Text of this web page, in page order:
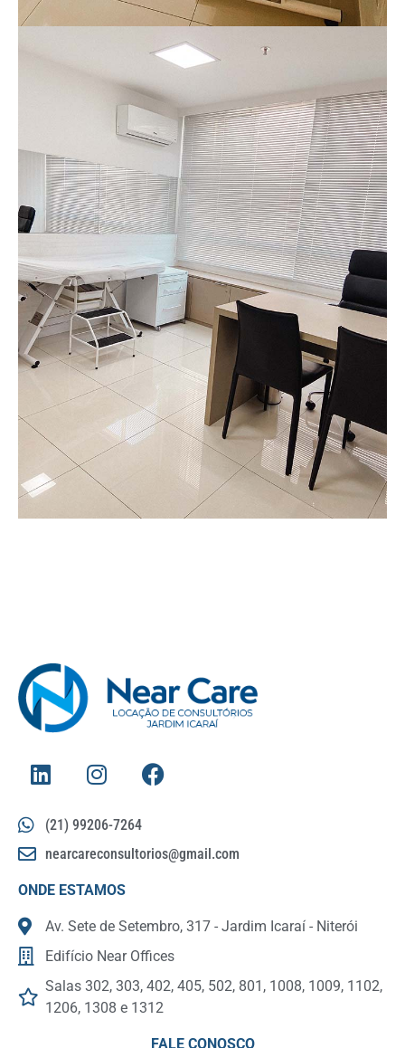
(21) 99206-7264
nearcareconsultorios@gmail.com
ONDE ESTAMOS
Av. Sete de Setembro, 317 - Jardim Icaraí - Niterói
Edifício Near Offices
Salas 302, 303, 402, 405, 502, 801, 1008, 1009, 1102,
1206, 1308 e 1312
FALE CONOSCO